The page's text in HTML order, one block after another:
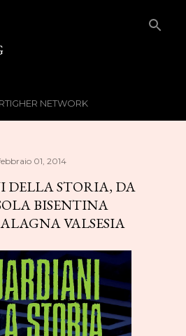
NETWORK
01, 2014
DELLA STORIA, DA
BISENTINA
VALSESIA